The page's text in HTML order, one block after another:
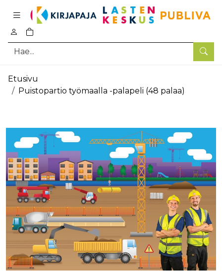
Hae
0
tuotetta ostoskorissa
Pääsisältö
Etusivu
Puistopartio työmaalla -palapeli (48 palaa)